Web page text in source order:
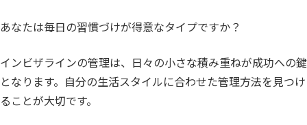
あなたは毎日の習慣づけが得意なタイプですか？
インビザラインの管理は、日々の小さな積み重ねが成功への鍵
となります。自分の生活スタイルに合わせた管理方法を見つけ
ることが大切です。